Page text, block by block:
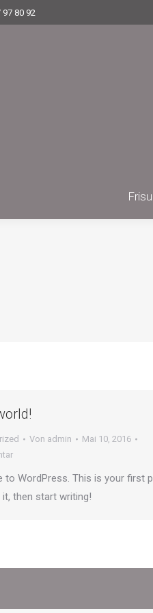
97 80 92
Von admin
Mai 10, 2016
to WordPress. This is your first
it, then start writing!